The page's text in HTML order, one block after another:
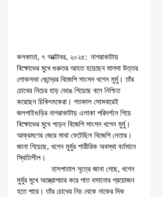
কলকাতা, ৭ অক্টোবর, ২০২৫:  নাগরাকাটায়
বিক্ষোভের মুখে গুরুতর আহত হয়েছেন মালদা উত্তর
লোকসভা কেন্দ্রের বিজেপি সাংসদ খগেন মুর্মু। তাঁর
চোখের নিচের হাড় ভেঙে গিয়েছে বলে নিশ্চিত
করেছেন চিকিৎসকেরা। গতকাল সোমবারেই
জলপাইগুড়ির নাগরাকাটায় এলাকা পরিদর্শনে গিয়ে
বিক্ষোভের মুখে পড়েন বিজেপি সাংসদ খগেন মুর্মু।
আক্রমণের জেরে মাথা ফেটেছিল বিজেপি নেতার।
জানা গিয়েছে, খগেন মুর্মুর শারীরিক অবস্থা বর্তমানে
স্থিতিশীল।
মুর্মুর মুখে অস্ত্রোপচার করে পাত বসানোর প্রয়োজন
হতে পারে। তাঁর চোখের নিচ থেকে নাকের দিক